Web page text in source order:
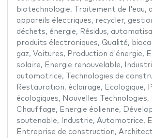
biotechnologie, Traitement de l'eau,
appareils électriques, recycler,
déchets, énergie, Résidus,
produits électroniques, Qualité,
gaz, Voitures, Production d'énergie,
solaire, Energie renouvelable,
automotrice, Technologies de
Restauration, éclairage, Ecologique,
écologiques, Nouvelles Technologies,
Chauffage, Energie éolienne,
soutenable, Industrie, Automotrice,
Entreprise de construction,